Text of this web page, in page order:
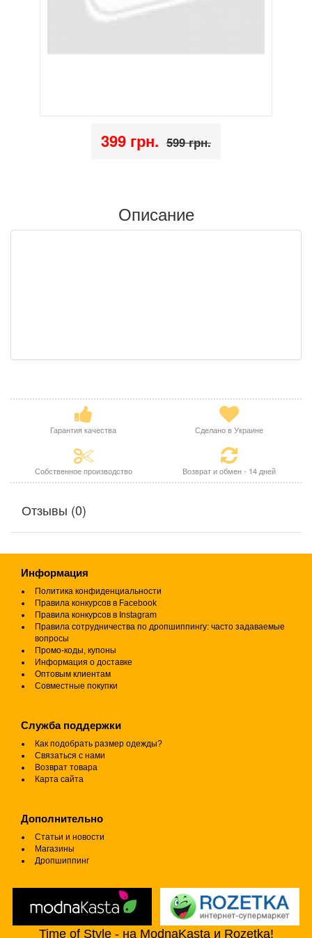
399 грн. 599 грн.
Описание
Гарантия качества Сделано в Украине
Собственное производство Возврат и обмен - 14 дней
Отзывы (0)
Информация
Политика конфиденциальности
Правила конкурсов в Facebook
Правила конкурсов в Instagram
Правила сотрудничества по дропшиппингу: часто задаваемые
вопросы
Промо-коды, купоны
Информация о доставке
Оптовым клиентам
Совместные покупки
Служба поддержки
Как подобрать размер одежды?
Связаться с нами
Возврат товара
Карта сайта
Дополнительно
Статьи и новости
Магазины
Дропшиппинг
Time of Style - на ModnaKasta и Rozetka!